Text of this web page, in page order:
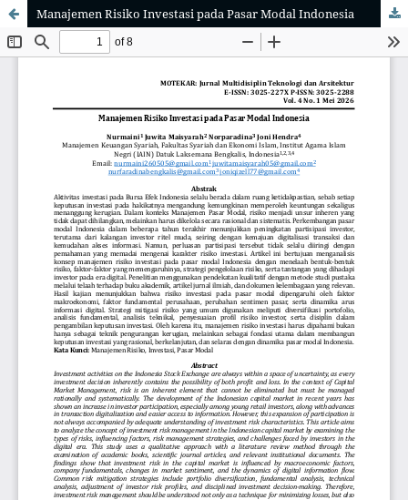
Manajemen Risiko Investasi pada Pasar Modal Indonesia